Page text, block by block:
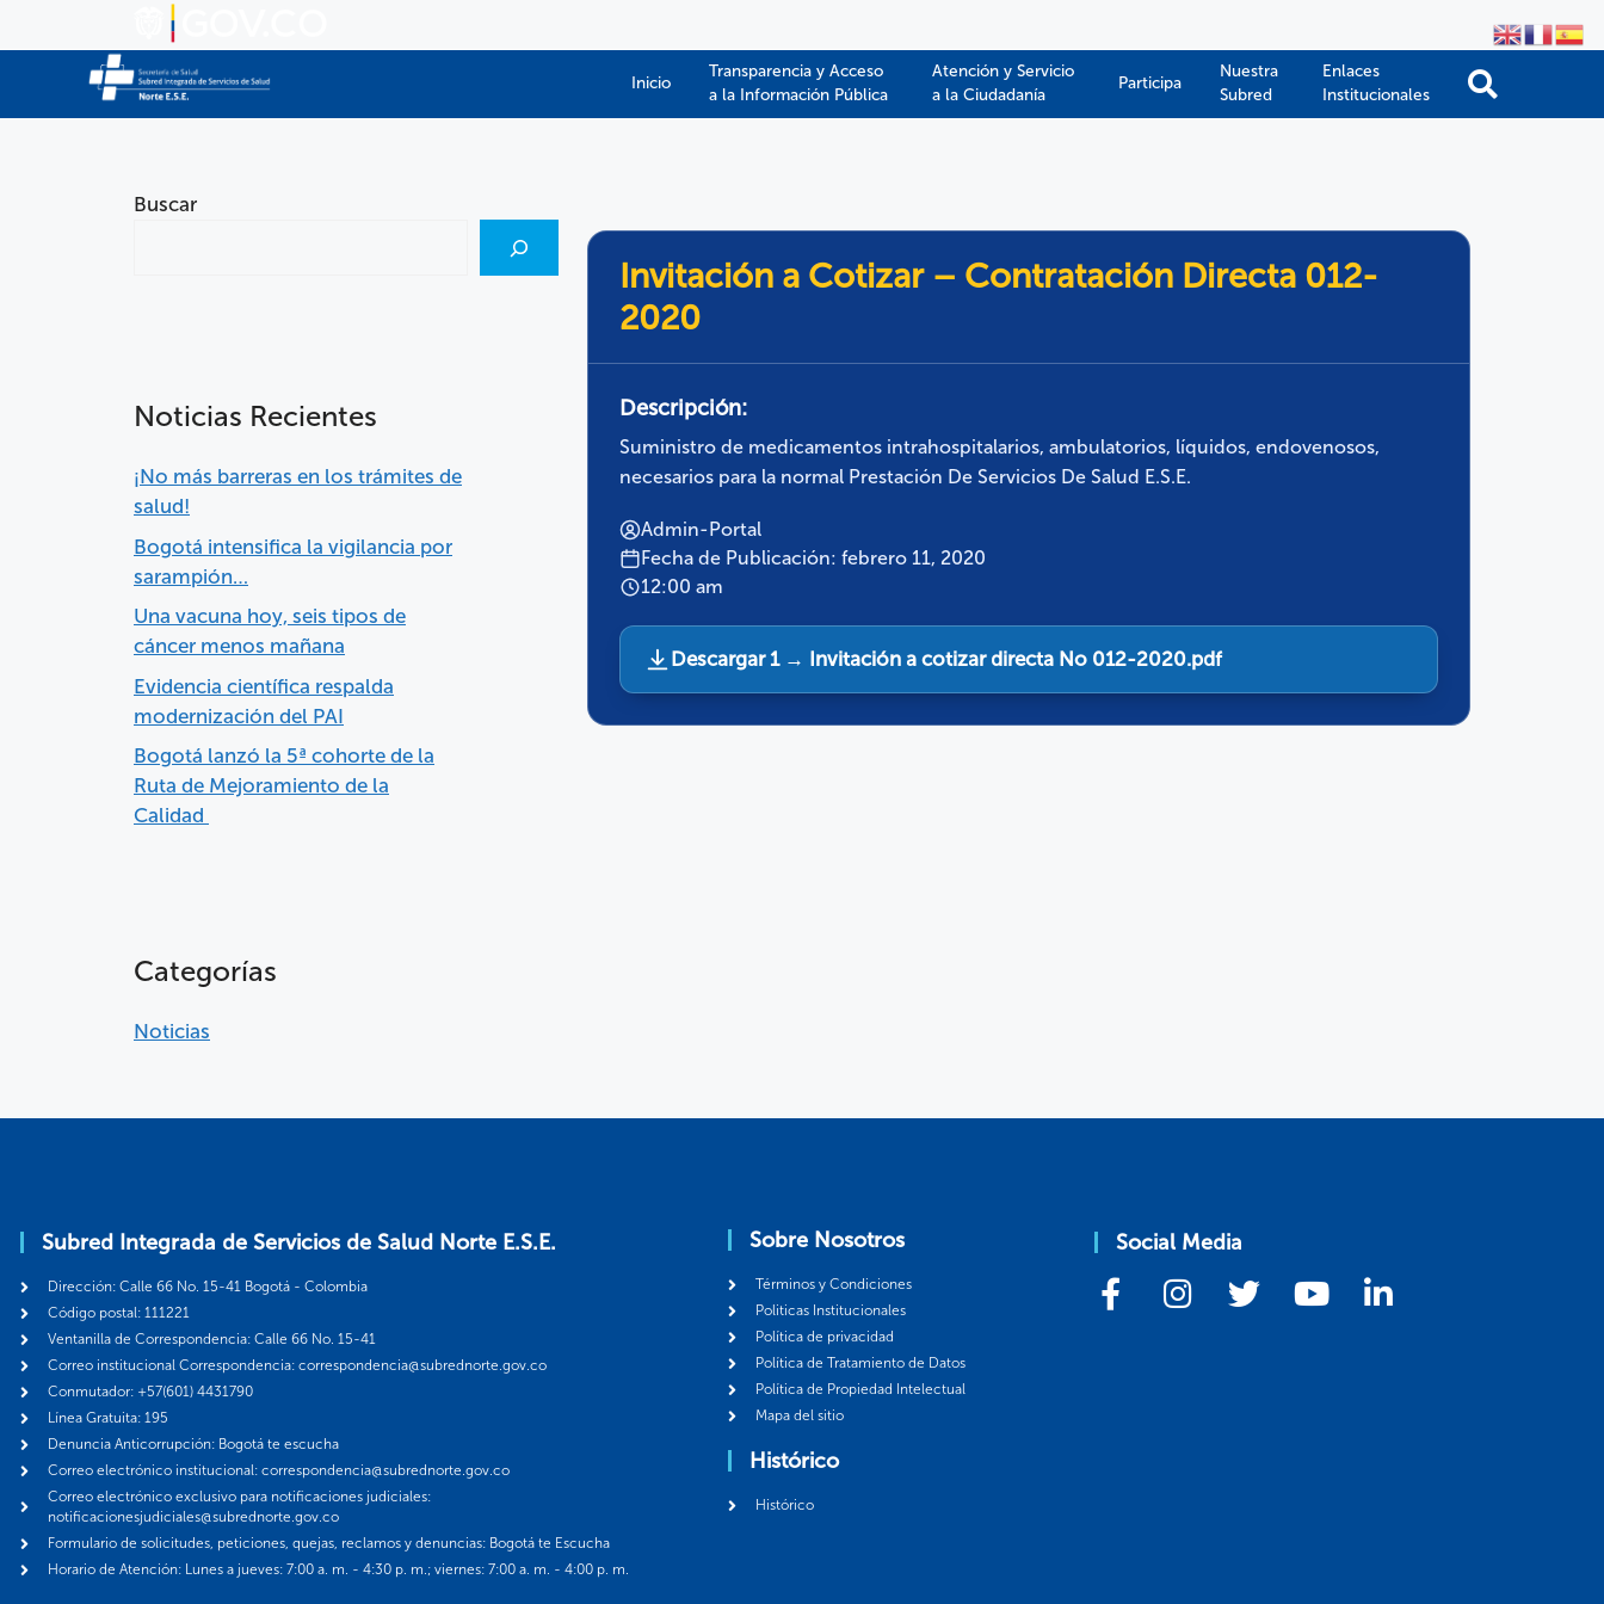
Inicio
Transparencia y Acceso
a la Información Pública​​
Atención y Servicio
a la Ciudadanía
Participa
Nuestra
Subred
Enlaces
Institucionales
Invitación a Cotizar – Contratación Directa 012-
2020
Descripción:
Suministro de medicamentos intrahospitalarios, ambulatorios, líquidos, endovenosos,
necesarios para la normal Prestación De Servicios De Salud E.S.E.
Admin-Portal
Fecha de Publicación: febrero 11, 2020
12:00 am
Descargar 1 → Invitación a cotizar directa No 012-2020.pdf
Buscar
Noticias Recientes
¡No más barreras en los trámites de
salud!
Bogotá intensifica la vigilancia por
sarampión…
Una vacuna hoy, seis tipos de
cáncer menos mañana
Evidencia científica respalda
modernización del PAI
Bogotá lanzó la 5ª cohorte de la
Ruta de Mejoramiento de la
Calidad
Categorías
Noticias
Subred Integrada de Servicios de Salud Norte E.S.E.
Dirección: Calle 66 No. 15-41 Bogotá - Colombia
Código postal: 111221
Ventanilla de Correspondencia: Calle 66 No. 15-41
Correo institucional Correspondencia: correspondencia@subrednorte.gov.co
Conmutador: +57(601) 4431790
Línea Gratuita: 195
Denuncia Anticorrupción: Bogotá te escucha
Correo electrónico institucional: correspondencia@subrednorte.gov.co
Correo electrónico exclusivo para notificaciones judiciales:
notificacionesjudiciales@subrednorte.gov.co
Formulario de solicitudes, peticiones, quejas, reclamos y denuncias: Bogotá te Escucha
Horario de Atención: Lunes a jueves: 7:00 a. m. - 4:30 p. m.; viernes: 7:00 a. m. - 4:00 p. m.
Sobre Nosotros
Términos y Condiciones
Politicas Institucionales
Política de privacidad
Política de Tratamiento de Datos
Política de Propiedad Intelectual
Mapa del sitio
Histórico
Histórico
Social Media